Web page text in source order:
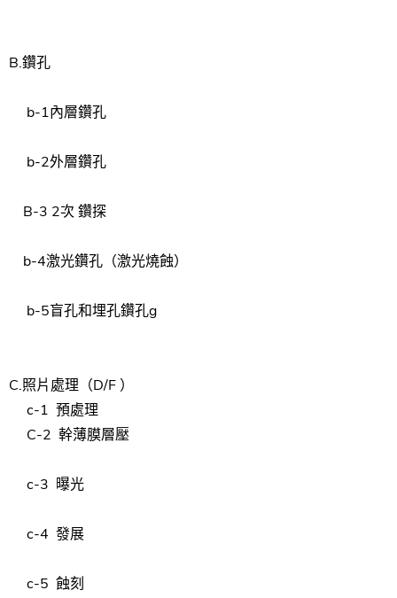
B.鑽孔
b-1內層鑽孔
b-2外層鑽孔
B-3 2次鑽探
b-4激光鑽孔 （激光燒蝕）
b-5盲孔和埋孔鑽孔g
C.照片處理（D/F ）
c-1 預處理
C-2 幹薄膜層壓
c-3 曝光
c-4 發展
c-5 蝕刻